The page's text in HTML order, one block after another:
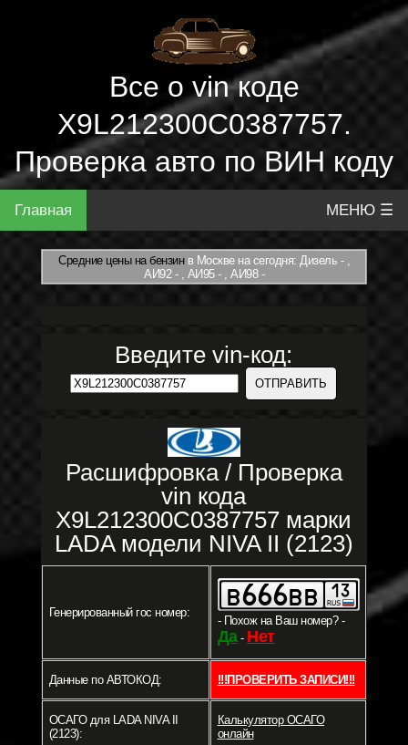
Все о vin коде
X9L212300C0387757.
Проверка авто по ВИН коду
Главная МЕНЮ ☰
Средние цены на бензинв Москве на сегодня: Дизель - ,
АИ92 - , АИ95 - , АИ98 -
Введите vin-код:
Расшифровка / Проверка
vin кода
X9L212300C0387757 марки
LADA модели NIVA II (2123)
Генерированный гос номер:
- Похож на Ваш номер? -
Да- Нет
Данные по АВТОКОД: !!!ПРОВЕРИТЬ ЗАПИСИ!!!
ОСАГО для LADA NIVA II
(2123):
Калькулятор ОСАГО
онлайн